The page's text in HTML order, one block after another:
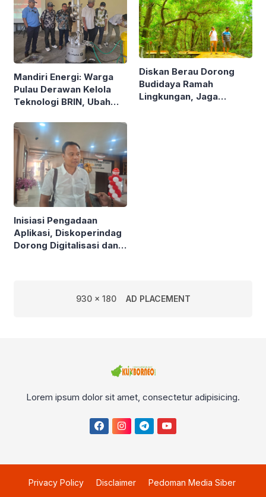
Mandiri Energi: Warga
Pulau Derawan Kelola
Teknologi BRIN, Ubah
Solar
Diskan Berau Dorong
Budidaya Ramah
Lingkungan, Jaga
Inisiasi Pengadaan
Aplikasi, Diskoperindag
Dorong Digitalisasi dan
930 x 180 AD PLACEMENT
Lorem ipsum dolor sit amet, consectetur adipisicing.
Privacy Policy Disclaimer
Pedoman Media Siber